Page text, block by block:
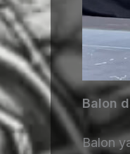
Balon
Balon